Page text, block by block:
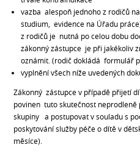
vazba alespoň jednoho z rodičů
studium, evidence na Úřadu
z rodičů je nutná po celou dobu
zákonný zástupce je při jakékoliv
oznámit. (rodič dokládá formulář
vyplnění všech níže uvedených
Zákonný zástupce v případě přijetí
povinen tuto skutečnost neprodleně
skupiny a postupovat v souladu s
poskytování služby péče o dítě v
měsíce).